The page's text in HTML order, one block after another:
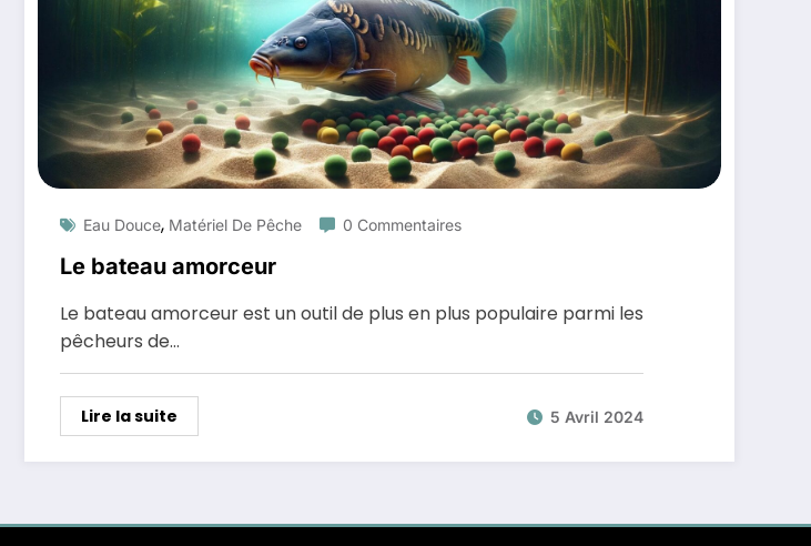
Eau Douce, Matériel De Pêche 0 Commentaires
Le bateau amorceur
Le bateau amorceur est un outil de plus en plus populaire parmi les
pêcheurs de…
Lire la suite 5 Avril 2024